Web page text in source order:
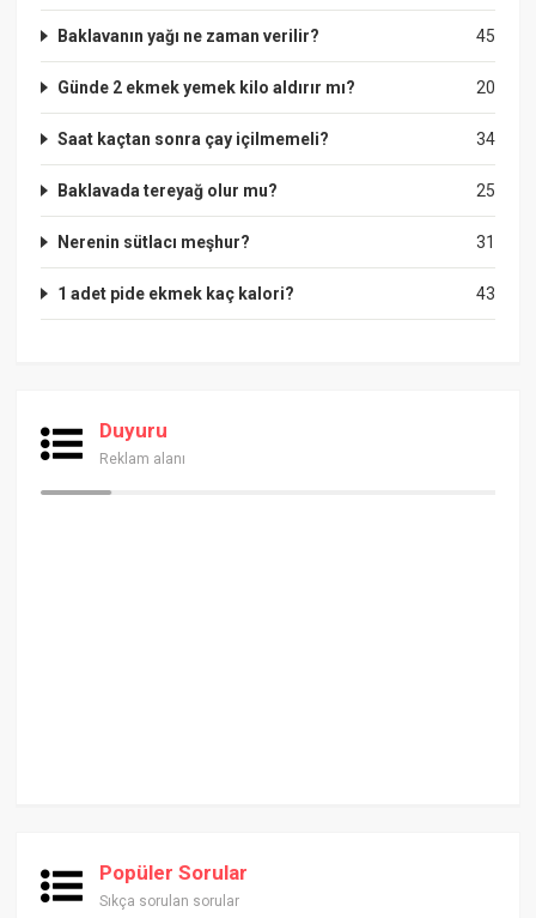
45
Baklavanın yağı ne zaman verilir?
20
Günde 2 ekmek yemek kilo aldırır mı?
34
Saat kaçtan sonra çay içilmemeli?
25
Baklavada tereyağ olur mu?
31
Nerenin sütlacı meşhur?
43
1 adet pide ekmek kaç kalori?
Duyuru
Reklam alanı
Popüler Sorular
Sıkça sorulan sorular